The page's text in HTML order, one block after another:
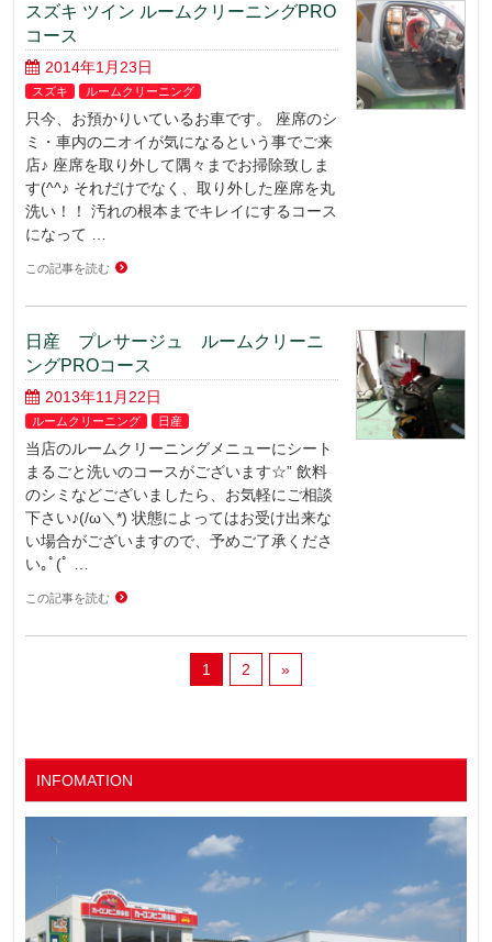
スズキ ツイン ルームクリーニングPRO
コース
2014年1月23日
スズキ ルームクリーニング
只今、お預かりいているお車です。 座席のシ
ミ・車内のニオイが気になるという事でご来
店♪ 座席を取り外して隅々までお掃除致しま
す(^^♪ それだけでなく、取り外した座席を丸
洗い！！ 汚れの根本までキレイにするコース
になって …
この記事を読む
日産 プレサージュ ルームクリーニ
ングPROコース
2013年11月22日
ルームクリーニング 日産
当店のルームクリーニングメニューにシート
まるごと洗いのコースがございます☆” 飲料
のシミなどございましたら、お気軽にご相談
下さい♪(/ω＼*) 状態によってはお受け出来な
い場合がございますので、予めご了承くださ
い｡ﾟ(ﾟ …
この記事を読む
1 2 »
INFOMATION